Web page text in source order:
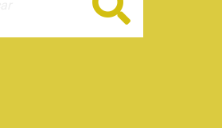
Buscar